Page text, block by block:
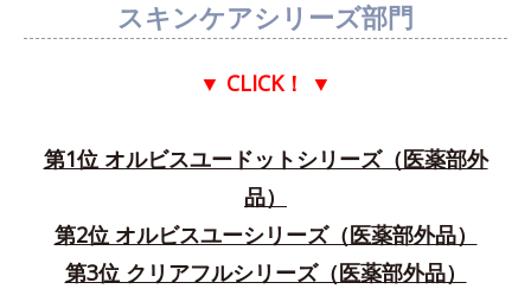
スキンケアシリーズ部門
▼ CLICK！ ▼
第1位 オルビスユードットシリーズ（医薬部外
品）
第2位 オルビスユーシリーズ（医薬部外品）
第3位 クリアフルシリーズ（医薬部外品）